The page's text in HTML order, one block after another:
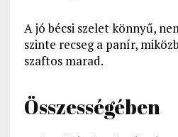
A jó bécsi szelet könnyű,
szinte recseg a panír,
szaftos marad.
Összességében